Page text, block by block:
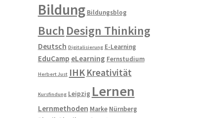
Bildung Bildungsblog
Buch Design Thinking
Deutsch Digitalisierung E-Learning
EduCamp eLearning Fernstudium
Herbert Just IHK Kreativität
Kursfindung Leipzig Lernen
Lernmethoden Marke Nürnberg